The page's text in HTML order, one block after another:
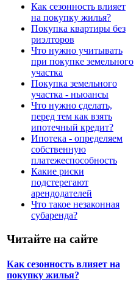
Как сезонность влияет
на покупку жилья?
Покупка квартиры без
риэлторов
Что нужно учитывать
при покупке земельного
участка
Покупка земельного
участка - ньюансы
Что нужно сделать,
перед тем как взять
ипотечный кредит?
Ипотека - определяем
собственную
платежеспособность
Какие риски
подстерегают
арендодателей
Что такое незаконная
субаренда?
Читайте на сайте
Как сезонность влияет на
покупку жилья?